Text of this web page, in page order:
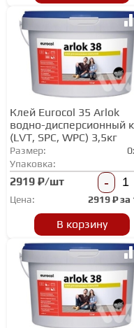
Клей Eurocol 35 Arlok
водно-дисперсионный
(LVT, SPC, WPC) 3,5кг
Размер:
Упаковка:
2919 ₽/шт -
Цена: 2919₽ за
В корзину